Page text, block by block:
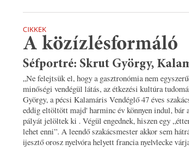
CIKKEK
A közízlésformáló
Séfportré: Skrut György,
„Ne felejtsük el, hogy a gasztronómia nem
minőségi vendégül látás, az étkezési kultúra
György, a pécsi Kalamáris Vendéglő 47 éves
eddig eltöltött majd' harminc év könnyen indul, bár
pályát jelöltek ki . Végül engednek, hiszen egy
lehet enni”. A leendő szakácsmester akkor sem
ijesztő orosz nyelvóra helyett francia nyelvlecke